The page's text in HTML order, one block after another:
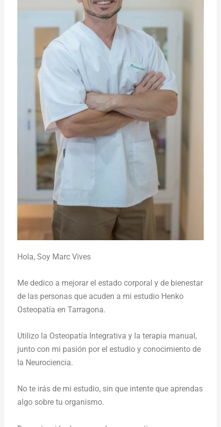
Hola,Soy Marc Vives
Me dedico a mejorar el estado corporal y de bienestar
de las personas que acuden a mi estudio Henko
Osteopatía en Tarragona.
Utilizo la Osteopatía Integrativa y la terapia manual,
junto con mi pasión por el estudio y conocimiento de
la Neurociencia.
No te irás de mi estudio, sin que intente que aprendas
algo sobre tu organismo.